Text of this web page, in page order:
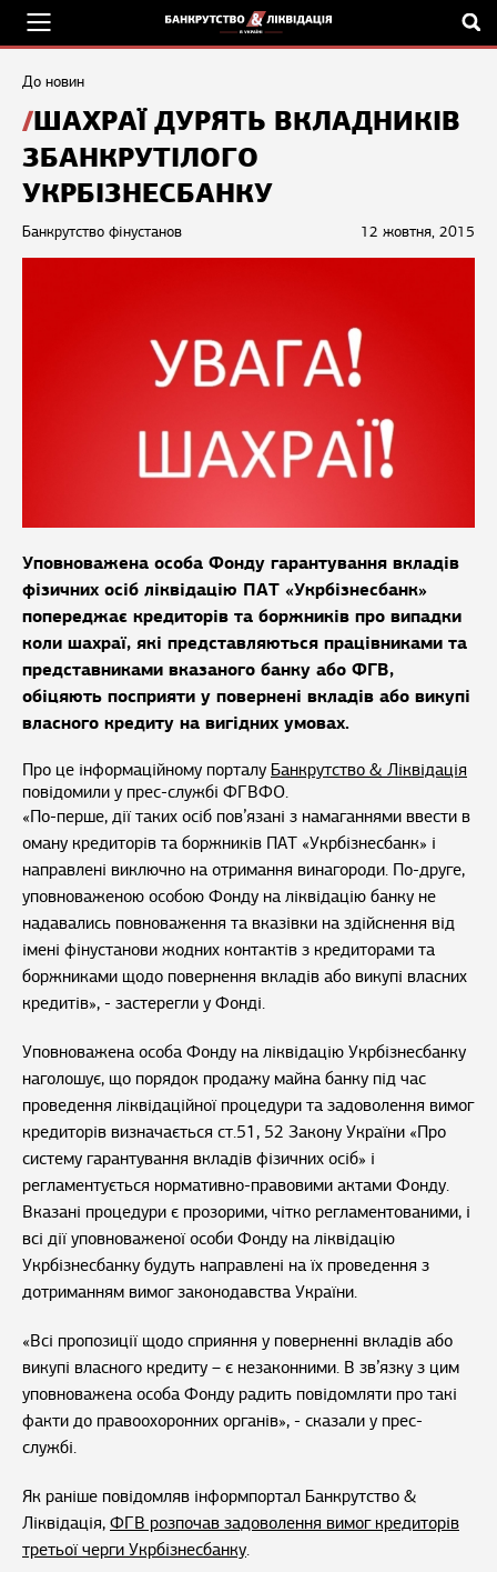
До новин
ШАХРАЇ ДУРЯТЬ ВКЛАДНИКІВ
ЗБАНКРУТІЛОГО
УКРБІЗНЕСБАНКУ
12 жовтня, 2015
Банкрутство фінустанов
Уповноважена особа Фонду гарантування вкладів
фізичних осіб ліквідацію ПАТ «Укрбізнесбанк»
попереджає кредиторів та боржників про випадки
коли шахраї, які представляються працівниками та
представниками вказаного банку або ФГВ,
обіцяють посприяти у повернені вкладів або викупі
власного кредиту на вигідних умовах.
Про це інформаційному порталу Банкрутство & Ліквідація
повідомили у прес-службі ФГВФО.
«По-перше, дії таких осіб пов’язані з намаганнями ввести в
оману кредиторів та боржників ПАТ «Укрбізнесбанк» і
направлені виключно на отримання винагороди. По-друге,
уповноваженою особою Фонду на ліквідацію банку не
надавались повноваження та вказівки на здійснення від
імені фінустанови жодних контактів з кредиторами та
боржниками щодо повернення вкладів або викупі власних
кредитів», - застерегли у Фонді.
Уповноважена особа Фонду на ліквідацію Укрбізнесбанку
наголошує, що порядок продажу майна банку під час
проведення ліквідаційної процедури та задоволення вимог
кредиторів визначається ст.51, 52 Закону України «Про
систему гарантування вкладів фізичних осіб» і
регламентується нормативно-правовими актами Фонду.
Вказані процедури є прозорими, чітко регламентованими, і
всі дії уповноваженої особи Фонду на ліквідацію
Укрбізнесбанку будуть направлені на їх проведення з
дотриманням вимог законодавства України.
«Всі пропозиції щодо сприяння у поверненні вкладів або
викупі власного кредиту – є незаконними. В зв’язку з цим
уповноважена особа Фонду радить повідомляти про такі
факти до правоохоронних органів», - сказали у прес-
службі.
Як раніше повідомляв інформпортал Банкрутство &
Ліквідація, ФГВ розпочав задоволення вимог кредиторів
третьої черги Укрбізнесбанку.